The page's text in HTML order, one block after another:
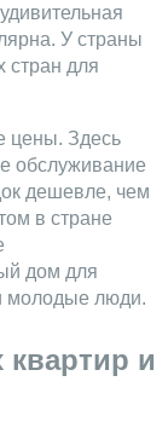
У страны
стран для
цены. Здесь
обслуживание
дешевле, чем
в стране
дом для
молодые люди.
квартир и